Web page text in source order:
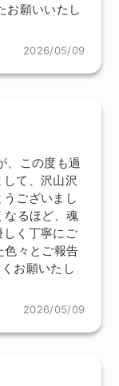
お願いいたし
2026/05/09
、この度も過
て、沢山沢
ございまし
なるほど、魂
く丁寧にご
色々とご報告
お願いたし
2026/05/09